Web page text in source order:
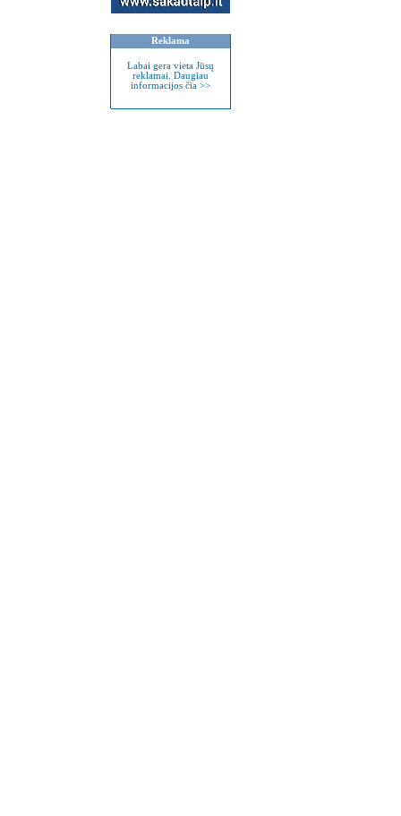
Reklama
Labai gera vieta Jūsų
reklamai. Daugiau
informacijos čia >>